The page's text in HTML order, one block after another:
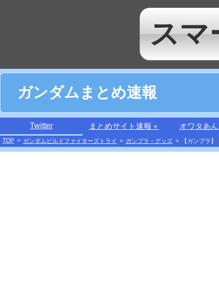
スマ
ガンダムまとめ速報
Twitter まとめサイト速報＋ オワタあ
TOP > ガンダムビルドファイターズトライ > ガンプラ・グッズ > 【ガンプラ